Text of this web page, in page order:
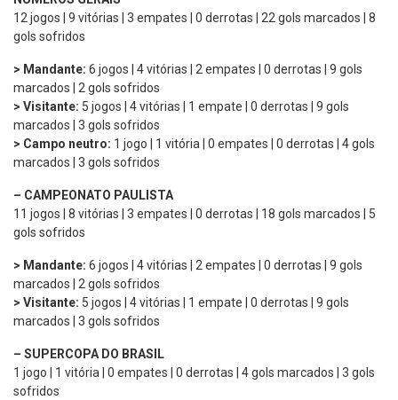
12 jogos | 9 vitórias | 3 empates | 0 derrotas | 22 gols marcados | 8
gols sofridos
> Mandante: 6 jogos | 4 vitórias | 2 empates | 0 derrotas | 9 gols
marcados | 2 gols sofridos
> Visitante: 5 jogos | 4 vitórias | 1 empate | 0 derrotas | 9 gols
marcados | 3 gols sofridos
> Campo neutro: 1 jogo | 1 vitória | 0 empates | 0 derrotas | 4 gols
marcados | 3 gols sofridos
– CAMPEONATO PAULISTA
11 jogos | 8 vitórias | 3 empates | 0 derrotas | 18 gols marcados | 5
gols sofridos
> Mandante: 6 jogos | 4 vitórias | 2 empates | 0 derrotas | 9 gols
marcados | 2 gols sofridos
> Visitante: 5 jogos | 4 vitórias | 1 empate | 0 derrotas | 9 gols
marcados | 3 gols sofridos
– SUPERCOPA DO BRASIL
1 jogo | 1 vitória | 0 empates | 0 derrotas | 4 gols marcados | 3 gols
sofridos